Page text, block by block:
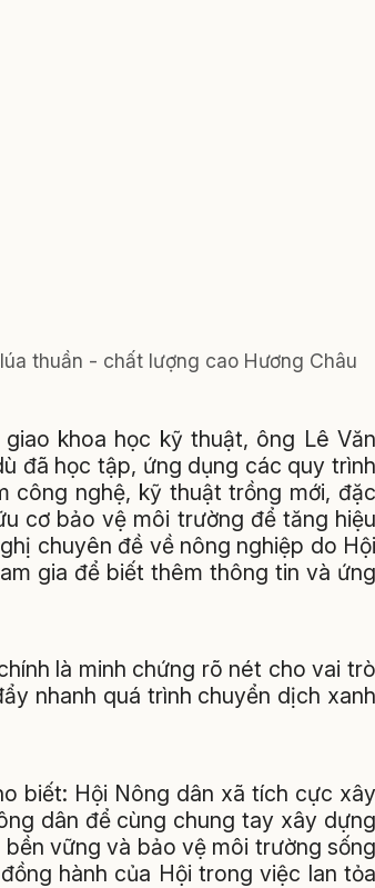
thuần - chất lượng cao Hương Châu
khoa học kỹ thuật, ông Lê Văn
đã học tập, ứng dụng các quy trình
công nghệ, kỹ thuật trồng mới, đặc
cơ bảo vệ môi trường để tăng hiệu
chuyên đề về nông nghiệp do Hội
gia để biết thêm thông tin và ứng
là minh chứng rõ nét cho vai trò
nhanh quá trình chuyển dịch xanh
biết: Hội Nông dân xã tích cực xây
dân để cùng chung tay xây dựng
vững và bảo vệ môi trường sống
hành của Hội trong việc lan tỏa